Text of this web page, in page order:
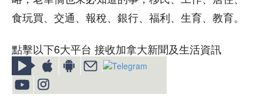
食玩買、交通、報稅、銀行、福利、生育、教育。
點擊以下6大平台 接收加拿大新聞及生活資訊